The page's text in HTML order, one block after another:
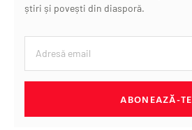
știri și povești din diasporă.
ABONEAZĂ-TE